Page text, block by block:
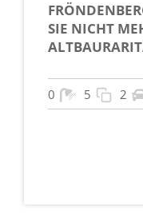
SIE NICHT
0 5 2